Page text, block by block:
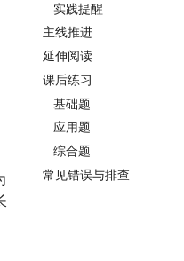
实践提醒
主线推进
延伸阅读
课后练习
基础题
应用题
综合题
常见错误与排查